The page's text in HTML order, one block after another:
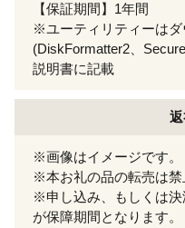
【保証期間】1年間
※ユーティリティーは
(DiskFormatter2、
説明書に記載
※画像はイメージです。
※本お礼の品の転売は禁
※申し込み、もしくは決
が保障期間となります。